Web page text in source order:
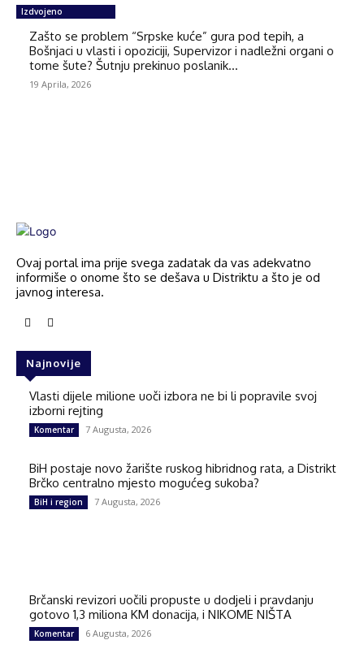
Izdvojeno
Zašto se problem “Srpske kuće” gura pod tepih, a
Bošnjaci u vlasti i opoziciji, Supervizor i nadležni organi o
tome šute? Šutnju prekinuo poslanik...
19 Aprila, 2026
Ovaj portal ima prije svega zadatak da vas adekvatno
informiše o onome što se dešava u Distriktu a što je od
javnog interesa.
Najnovije
Vlasti dijele milione uoči izbora ne bi li popravile svoj
izborni rejting
Komentar 7 Augusta, 2026
BiH postaje novo žarište ruskog hibridnog rata, a Distrikt
Brčko centralno mjesto mogućeg sukoba?
BiH i region 7 Augusta, 2026
Brčanski revizori uočili propuste u dodjeli i pravdanju
gotovo 1,3 miliona KM donacija, i NIKOME NIŠTA
Komentar 6 Augusta, 2026